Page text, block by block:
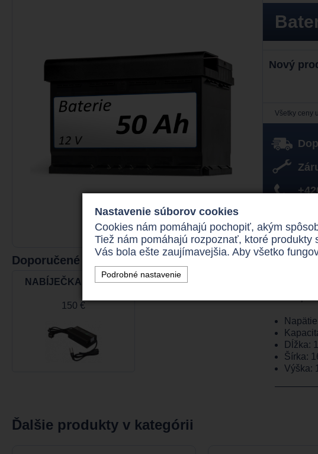
Nový
Všetky ceny
Dĺžka:
Šírka:
Výška:
Doporučené príslušenstvo
NABÍJEČKA BATERIÍ
150 €
Ďalšie produkty v kategórii
Nastavenie súborov cookies
Cookies nám pomáhajú pochopiť, akým
Tiež nám pomáhajú rozpoznať, ktoré
Vás bola ešte zaujímavejšia. Aby všetko
Podrobné nastavenie